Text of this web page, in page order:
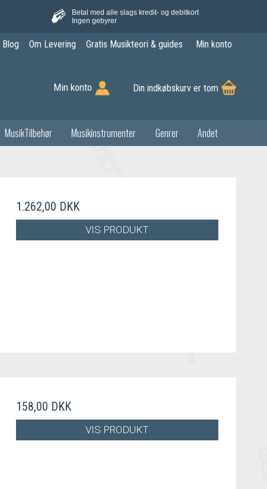
Betal med alle slags kredit- og debitkort
Ingen gebyrer
Blog Om Levering Gratis Musikteori & guides Min konto
Min konto Din indkøbskurv er tom
MusikTilbehør Musikinstrumenter Genrer Andet
1.262,00 DKK
VIS PRODUKT
158,00 DKK
VIS PRODUKT